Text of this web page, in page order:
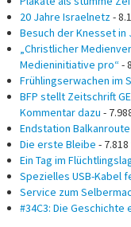
20 Jahre Israelnetz-
Besuch der Knesset in
„Christlicher
Medieninitiative pro“-
Frühlingserwachen im
BFP stellt Zeitschrift
Kommentar dazu -
Endstation
Die erste Bleibe -
Ein Tag im
Spezielles USB-Kabel
Service zum
#34C3: Die Geschichte